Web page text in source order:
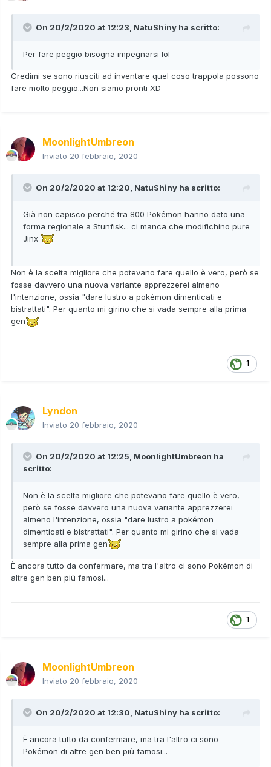
On 20/2/2020 at 12:23, NatuShiny ha scritto:
Per fare peggio bisogna impegnarsi lol
Credimi se sono riusciti ad inventare quel coso trappola possono
fare molto peggio...Non siamo pronti XD
MoonlightUmbreon
Inviato 20 febbraio, 2020
On 20/2/2020 at 12:20, NatuShiny ha scritto:
Già non capisco perché tra 800 Pokémon hanno dato una
forma regionale a Stunfisk... ci manca che modifichino pure
Jinx
Non è la scelta migliore che potevano fare quello è vero, però se
fosse davvero una nuova variante apprezzerei almeno
l'intenzione, ossia "dare lustro a pokémon dimenticati e
bistrattati". Per quanto mi girino che si vada sempre alla prima
gen
1
Lyndon
Inviato 20 febbraio, 2020
On 20/2/2020 at 12:25, MoonlightUmbreon ha
scritto:
Non è la scelta migliore che potevano fare quello è vero,
però se fosse davvero una nuova variante apprezzerei
almeno l'intenzione, ossia "dare lustro a pokémon
dimenticati e bistrattati". Per quanto mi girino che si vada
sempre alla prima gen
È ancora tutto da confermare, ma tra l'altro ci sono Pokémon di
altre gen ben più famosi...
1
MoonlightUmbreon
Inviato 20 febbraio, 2020
On 20/2/2020 at 12:30, NatuShiny ha scritto:
È ancora tutto da confermare, ma tra l'altro ci sono
Pokémon di altre gen ben più famosi...